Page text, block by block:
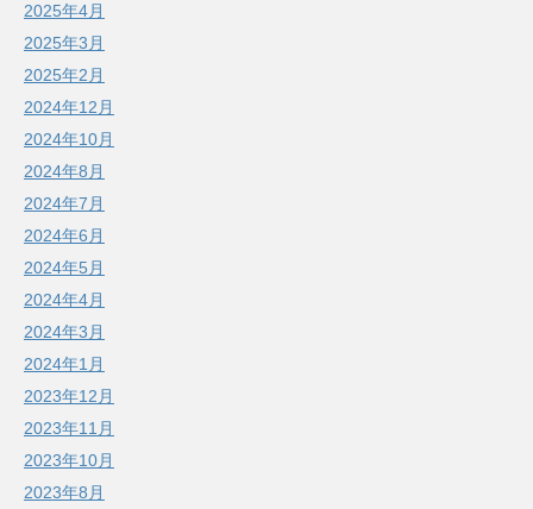
2025年4月
2025年3月
2025年2月
2024年12月
2024年10月
2024年8月
2024年7月
2024年6月
2024年5月
2024年4月
2024年3月
2024年1月
2023年12月
2023年11月
2023年10月
2023年8月